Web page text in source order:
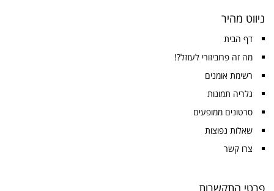
ניווט מהיר
דף הבית
מה זה פרוביזורי לעזזל?!
רשימת אומנים
גלריה תמונות
סרטונים ממופעים
שאלות נפוצות
צרו קשר
פרטי התקשרות